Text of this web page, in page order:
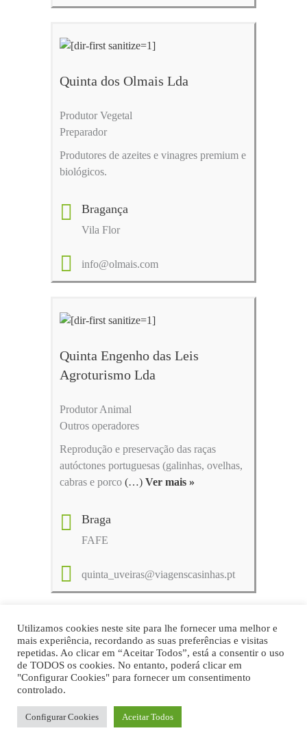
Quinta dos Olmais Lda
Produtor Vegetal
Preparador
Produtores de azeites e vinagres premium e
biológicos.
Bragança
Vila Flor
info@olmais.com
Quinta Engenho das Leis
Agroturismo Lda
Produtor Animal
Outros operadores
Reprodução e preservação das raças
autóctones portuguesas (galinhas, ovelhas,
cabras e porco (…) Ver mais »
Braga
FAFE
quinta_uveiras@viagenscasinhas.pt
Utilizamos cookies neste site para lhe fornecer uma melhor e
mais experiência, recordando as suas preferências e visitas
repetidas. Ao clicar em “Aceitar Todos”, está a consentir o uso
de TODOS os cookies. No entanto, poderá clicar em
"Configurar Cookies" para fornecer um consentimento
controlado.
Configurar Cookies Aceitar Todos